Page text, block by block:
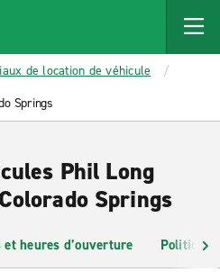
de location de véhicule
Springs
Phil Long
Springs
et heures d’ouverture Politiques